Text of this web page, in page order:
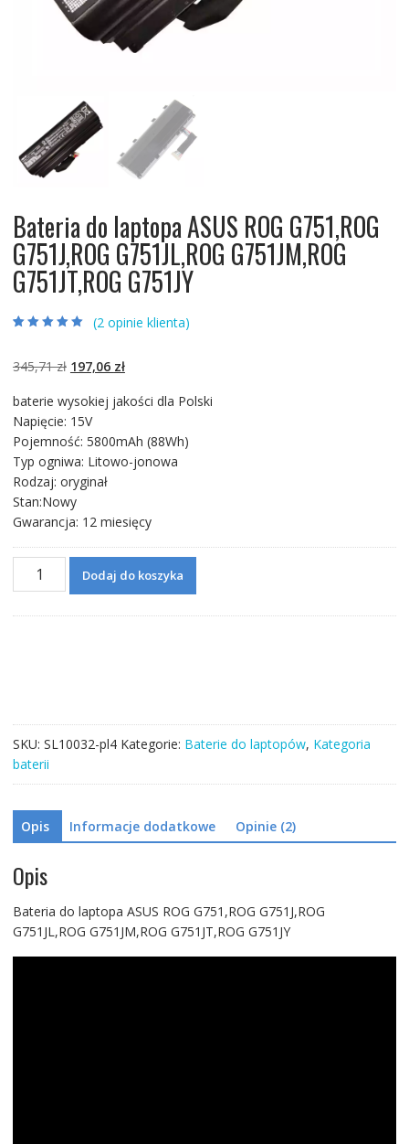
Bateria do laptopa ASUS ROG G751,ROG
G751J,ROG G751JL,ROG G751JM,ROG
G751JT,ROG G751JY
podstawie
klientów
(2opinie klienta)
345,71zł Pierwotna
wynosiła:
345,71 zł.
197,06 złAktualna
wynosi:
baterie wysokiej jakości dla Polski
Napięcie: 15V
Pojemność: 5800mAh (88Wh)
Typ ogniwa: Litowo-jonowa
Rodzaj: oryginał
Stan:Nowy
Gwarancja: 12 miesięcy
Bateria
G751JL,ROG
G751JM,ROG
G751JT,ROG
G751JY
Dodaj do koszyka
SKU: SL10032-pl4 Kategorie: Baterie do laptopów, Kategoria
baterii
Opis Informacje dodatkowe Opinie (2)
Opis
Bateria do laptopa ASUS ROG G751,ROG G751J,ROG
G751JL,ROG G751JM,ROG G751JT,ROG G751JY